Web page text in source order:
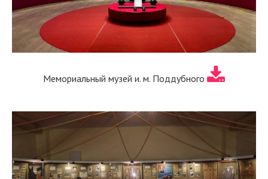
Мемориальный музей и. м. Поддубного